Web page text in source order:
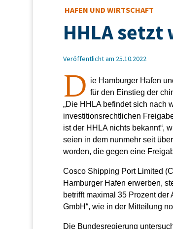
HAFEN UND WIRTSCHAFT
HHLA setzt
Veröffentlicht am 25.10.2022
D ie Hamburger Hafen
für den Einstieg der
„Die HHLA befindet sich nach
investitionsrechtlichen
ist der HHLA nichts bekannt“,
seien in dem nunmehr seit
worden, die gegen eine
Cosco Shipping Port Limited
Hamburger Hafen erwerben,
betrifft maximal 35 Prozent
GmbH“, wie in der Mitteilung
Die Bundesregierung